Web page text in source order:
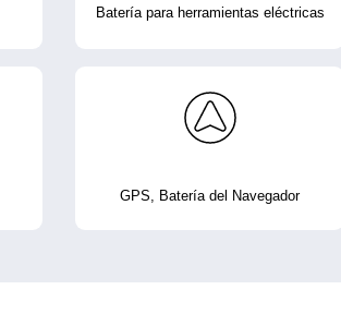
Batería para herramientas eléctricas
GPS, Batería del Navegador